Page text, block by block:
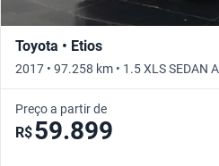
Toyota • Etios
2017 • 97.258 km • 1.5 XLS SEDAN
Preço a partir de
R$59.899